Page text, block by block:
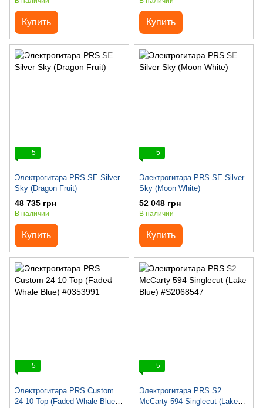
Купить Купить
5
Электрогитара PRS SE Silver
Sky (Dragon Fruit)
48 735 грн
В наличии
Купить
5
Электрогитара PRS SE Silver
Sky (Moon White)
52 048 грн
В наличии
Купить
5
Электрогитара PRS Custom
24 10 Top (Faded Whale Blue)
5
Электрогитара PRS S2
McCarty 594 Singlecut (Lake